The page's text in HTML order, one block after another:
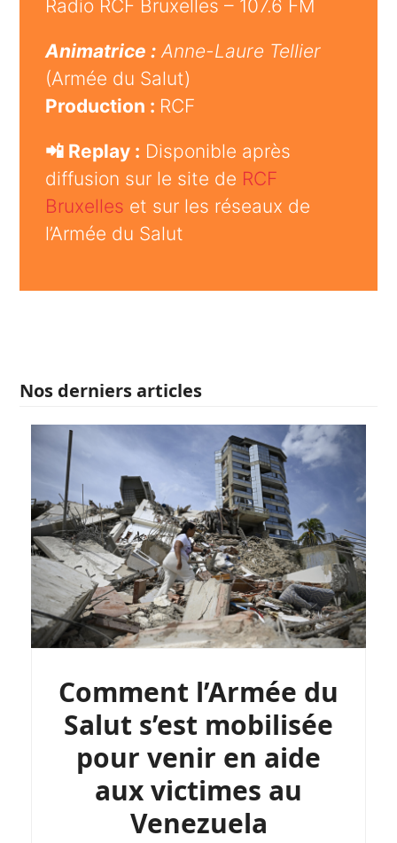
Radio RCF Bruxelles – 107.6 FM
Animatrice : Anne-Laure Tellier
(Armée du Salut)
Production : RCF
📲 Replay : Disponible après
diffusion sur le site de RCF
Bruxelles et sur les réseaux de
l’Armée du Salut
Nos derniers articles
Comment l’Armée du
Salut s’est mobilisée
pour venir en aide
aux victimes au
Venezuela